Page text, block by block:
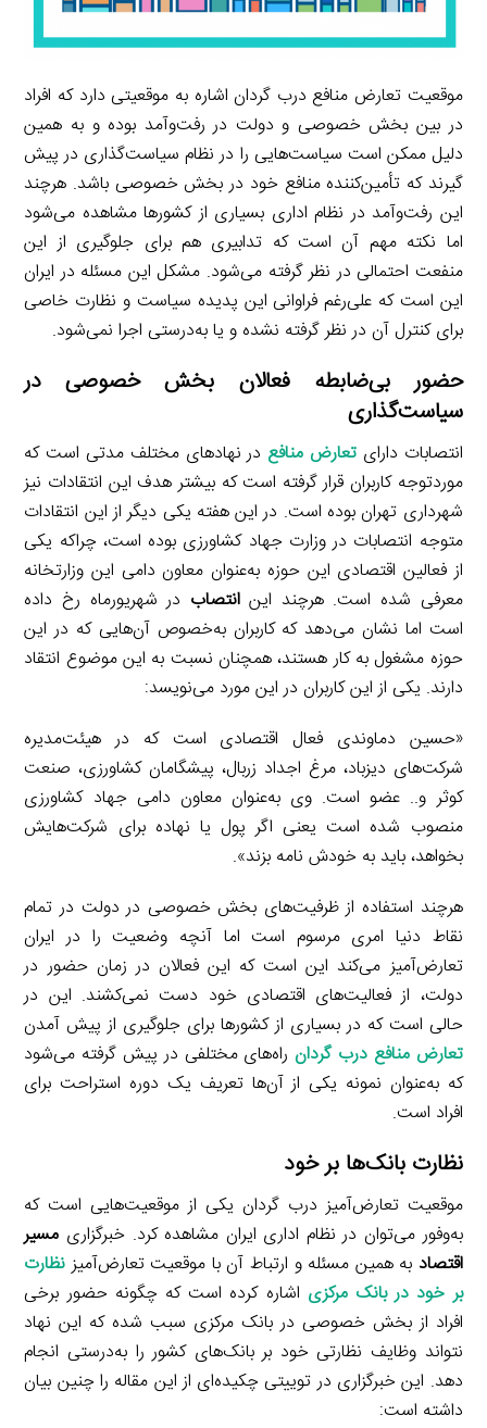
موقعیت تعارض منافع درب گردان اشاره به موقعیتی دارد که افراد
در بین بخش خصوصی و دولت در رفت‌وآمد بوده و به همین
دلیل ممکن است سیاست‌هایی را در نظام سیاست‌گذاری در پیش
گیرند که تأمین‌کننده منافع خود در بخش خصوصی باشد. هرچند
این رفت‌وآمد در نظام اداری بسیاری از کشورها مشاهده می‌شود
اما نکته مهم آن است که تدابیری هم برای جلوگیری از این
منفعت احتمالی در نظر گرفته می‌شود. مشکل این مسئله در ایران
این است که علی‌رغم فراوانی این پدیده سیاست و نظارت خاصی
برای کنترل آن در نظر گرفته نشده و یا به‌درستی اجرا نمی‌شود.
حضور بی‌ضابطه فعالان بخش خصوصی در
سیاست‌گذاری
انتصابات دارای تعارض منافع در نهادهای مختلف مدتی است که
موردتوجه کاربران قرار گرفته است که بیشتر هدف این انتقادات نیز
شهرداری تهران بوده است. در این هفته یکی دیگر از این انتقادات
متوجه انتصابات در وزارت جهاد کشاورزی بوده است، چراکه یکی
از فعالین اقتصادی این حوزه به‌عنوان معاون دامی این وزارتخانه
معرفی شده است. هرچند اینانتصاب در شهریورماه رخ داده
است اما نشان می‌دهد که کاربران به‌خصوص آن‌هایی که در این
حوزه مشغول به کار هستند، همچنان نسبت به این موضوع انتقاد
دارند. یکی از این کاربران در این مورد می‌نویسد:
«حسین دماوندی فعال اقتصادی است که در هیئت‌مدیره
شرکت‌های دیزباد، مرغ اجداد زربال، پیشگامان کشاورزی، صنعت
کوثر و.. عضو است. وی به‌عنوان معاون دامی جهاد کشاورزی
منصوب شده است یعنی اگر پول یا نهاده برای شرکت‌هایش
بخواهد، باید به خودش نامه بزند».
هرچند استفاده از ظرفیت‌های بخش خصوصی در دولت در تمام
نقاط دنیا امری مرسوم است اما آنچه وضعیت را در ایران
تعارض‌آمیز می‌کند این است که این فعالان در زمان حضور در
دولت، از فعالیت‌های اقتصادی خود دست نمی‌کشند. این در
حالی است که در بسیاری از کشورها برای جلوگیری از پیش آمدن
تعارض منافع درب گردان راه‌های مختلفی در پیش گرفته می‌شود
که به‌عنوان نمونه یکی از آن‌ها تعریف یک دوره استراحت برای
افراد است.
نظارت بانک‌ها بر خود
موقعیت تعارض‌آمیز درب گردان یکی از موقعیت‌هایی است که
به‌وفور می‌توان در نظام اداری ایران مشاهده کرد. خبرگزاری مسیر
اقتصاد به همین مسئله و ارتباط آن با موقعیت تعارض‌آمیزنظارت
بر خود در بانک مرکزی اشاره کرده است که چگونه حضور برخی
افراد از بخش خصوصی در بانک مرکزی سبب شده که این نهاد
نتواند وظایف نظارتی خود بر بانک‌های کشور را به‌درستی انجام
دهد. این خبرگزاری در توییتی چکیده‌ای از این مقاله را چنین بیان
داشته است: